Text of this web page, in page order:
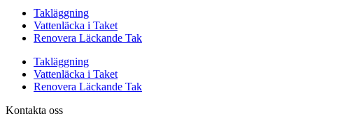
Takläggning
Vattenläcka i Taket
Renovera Läckande Tak
Takläggning
Vattenläcka i Taket
Renovera Läckande Tak
Kontakta oss